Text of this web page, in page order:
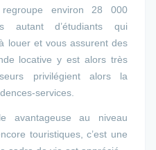
environ 28 000
autant d’étudiants qui
louer et vous assurent des
locative y est alors très
privilégient alors la
services.
avantageuse au niveau
touristiques, c’est une